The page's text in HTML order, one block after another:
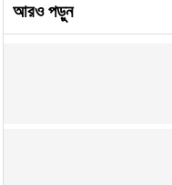
আরও পড়ুন